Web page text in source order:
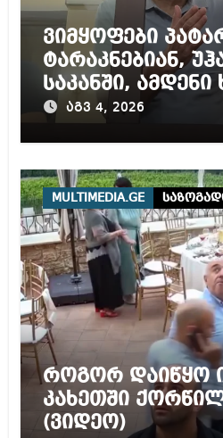
ვიმყოფები
ტარაკნებიან,
საკანში, ამდენი
სამარტოო
მოთავსება,
წამებას და
მოპყრობას –
აგვ 4, 2026
MULTIMEDIA.GE
როგორ დაიწყო
კახეთში
(ვიდეო)